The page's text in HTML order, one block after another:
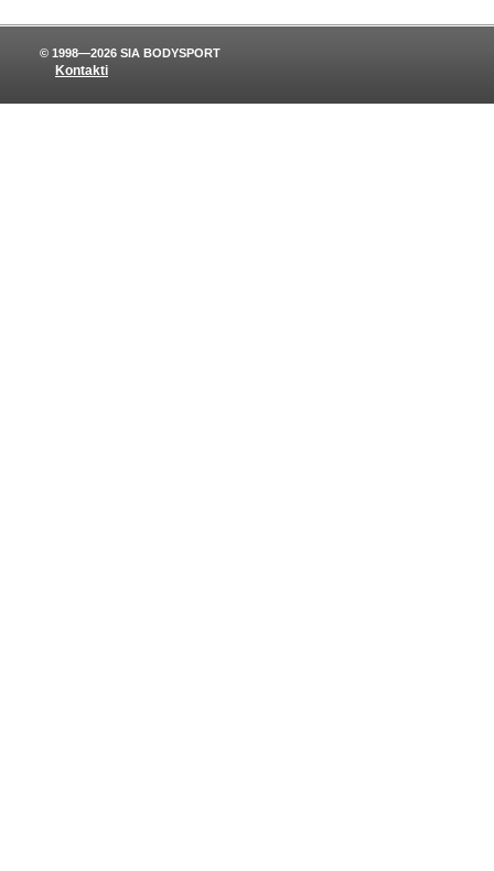
Kontakti
© 1998—2026 SIA BODYSPORT